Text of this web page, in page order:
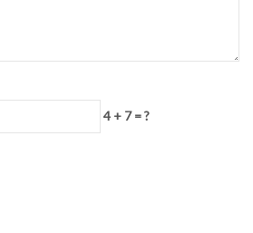
4 + 7 = ?